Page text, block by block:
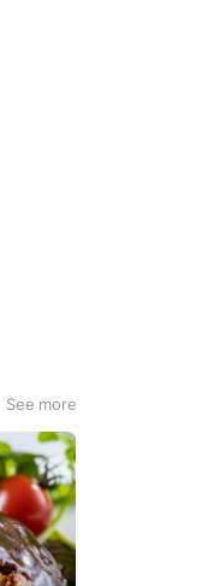
See more